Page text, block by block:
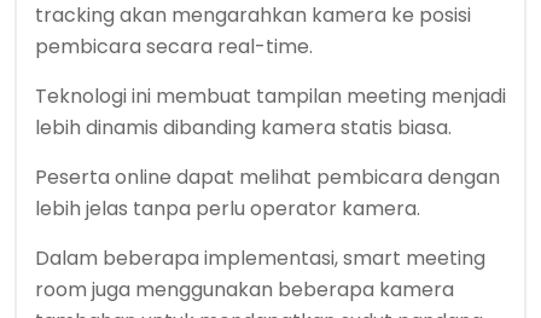
tracking akan mengarahkan kamera ke posisi
pembicara secara real-time.
Teknologi ini membuat tampilan meeting menjadi
lebih dinamis dibanding kamera statis biasa.
Peserta online dapat melihat pembicara dengan
lebih jelas tanpa perlu operator kamera.
Dalam beberapa implementasi, smart meeting
room juga menggunakan beberapa kamera